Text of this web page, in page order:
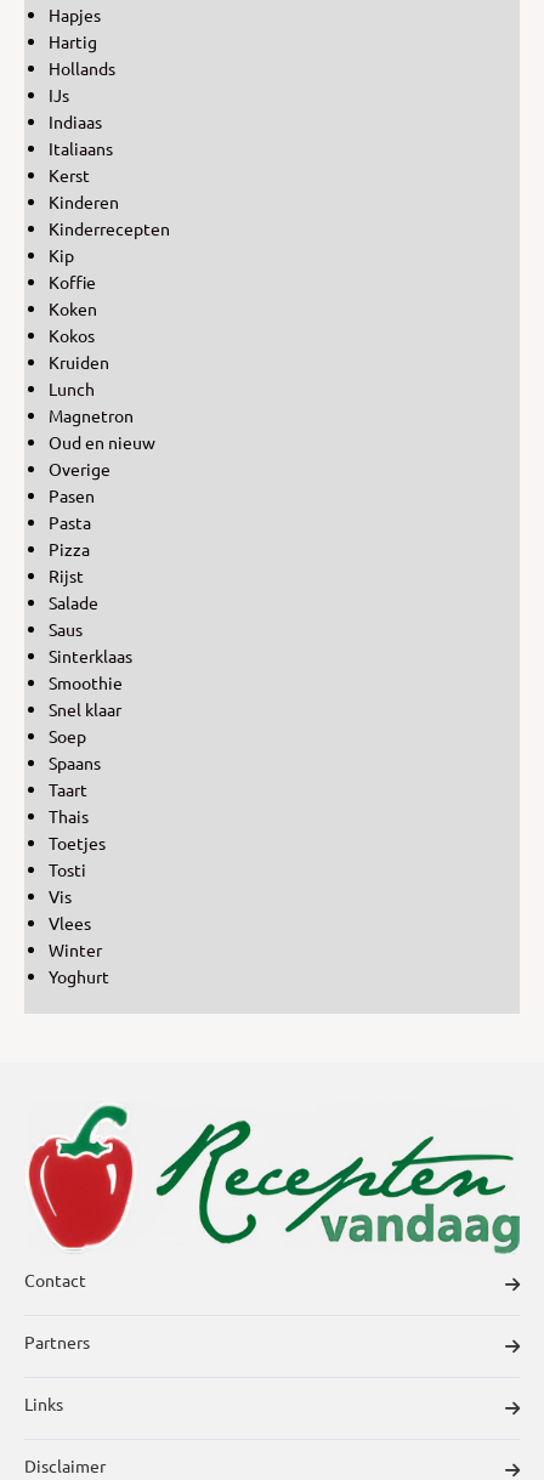
Hapjes
Hartig
Hollands
IJs
Indiaas
Italiaans
Kerst
Kinderen
Kinderrecepten
Kip
Koffie
Koken
Kokos
Kruiden
Lunch
Magnetron
Oud en nieuw
Overige
Pasen
Pasta
Pizza
Rijst
Salade
Saus
Sinterklaas
Smoothie
Snel klaar
Soep
Spaans
Taart
Thais
Toetjes
Tosti
Vis
Vlees
Winter
Yoghurt
Contact
Partners
Links
Disclaimer